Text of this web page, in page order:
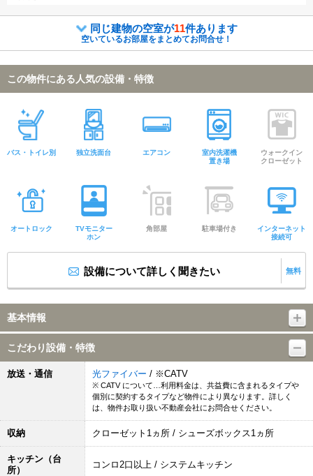
同じ建物の空室が11件あります
空いているお部屋をまとめてお問合せ！
この物件にある人気の設備・特徴
バス・トイレ別 独立洗面台 エアコン
室内洗濯機
置き場
ウォークイン
クローゼット
オートロック
TVモニター
ホン
角部屋 駐車場付き
インターネット
接続可
設備について詳しく聞きたい 無料
基本情報
こだわり設備・特徴
放送・通信 光ファイバー / ※CATV
※ CATV について…利用料金は、共益費に含まれるタイプや
個別に契約するタイプなど物件により異なります。詳しく
は、物件お取り扱い不動産会社にお問合せください。
収納 クローゼット1ヵ所 / シューズボックス1ヵ所
キッチン（台
所）
コンロ2口以上 / システムキッチン